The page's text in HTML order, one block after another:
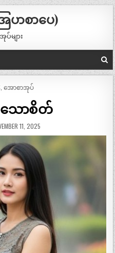
ပာစာပေ)
ပ်များ
အောစာအုပ်
သောစိတ်
11, 2025